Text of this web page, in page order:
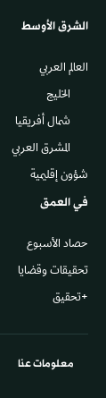
الشرق الأوسط​
العالم العربي
الخليج
شمال أفريقيا
المشرق العربي
شؤون إقليمية
في العمق
حصاد الأسبوع
تحقيقات وقضايا
+تحقيق
معلومات عنا